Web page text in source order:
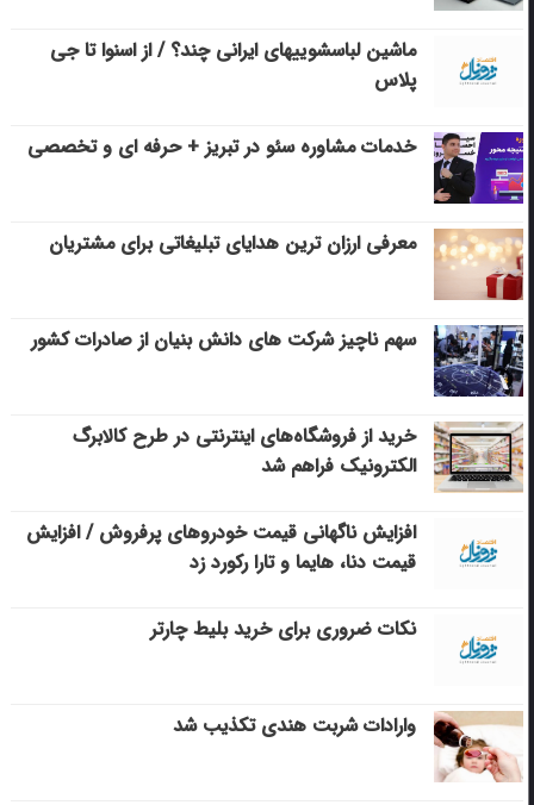
ماشین لباسشویی‎های ایرانی چند؟ / از اسنوا تا جی
پلاس
خدمات مشاوره سئو در تبریز + حرفه ای و تخصصی
معرفی ارزان ترین هدایای تبلیغاتی برای مشتریان
سهم ناچیز شرکت های دانش بنیان از صادرات کشور
خرید از فروشگاه‌های اینترنتی در طرح کالابرگ
الکترونیک فراهم شد
افزایش ناگهانی قیمت خودروهای پرفروش / افزایش
قیمت دنا، هایما و تارا رکورد زد
نکات ضروری برای خرید بلیط چارتر
وارادات شربت هندی تکذیب شد